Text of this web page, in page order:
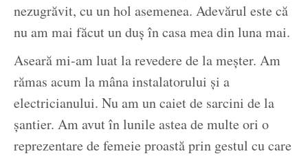
nezugrăvit, cu un hol asemenea. Adevărul este că
nu am mai făcut un duș în casa mea din luna mai.
Aseară mi-am luat la revedere de la meșter. Am
rămas acum la mâna instalatorului și a
electricianului. Nu am un caiet de sarcini de la
șantier. Am avut în lunile astea de multe ori o
reprezentare de femeie proastă prin gestul cu care